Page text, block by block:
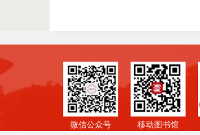
微信公众号 移动图书馆